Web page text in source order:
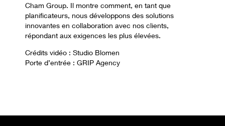
Cham Group. Il montre comment, en tant que
planificateurs, nous développons des solutions
innovantes en collaboration avec nos clients,
répondant aux exigences les plus élevées.
Crédits vidéo : Studio Blomen
Porte d’entrée : GRIP Agency